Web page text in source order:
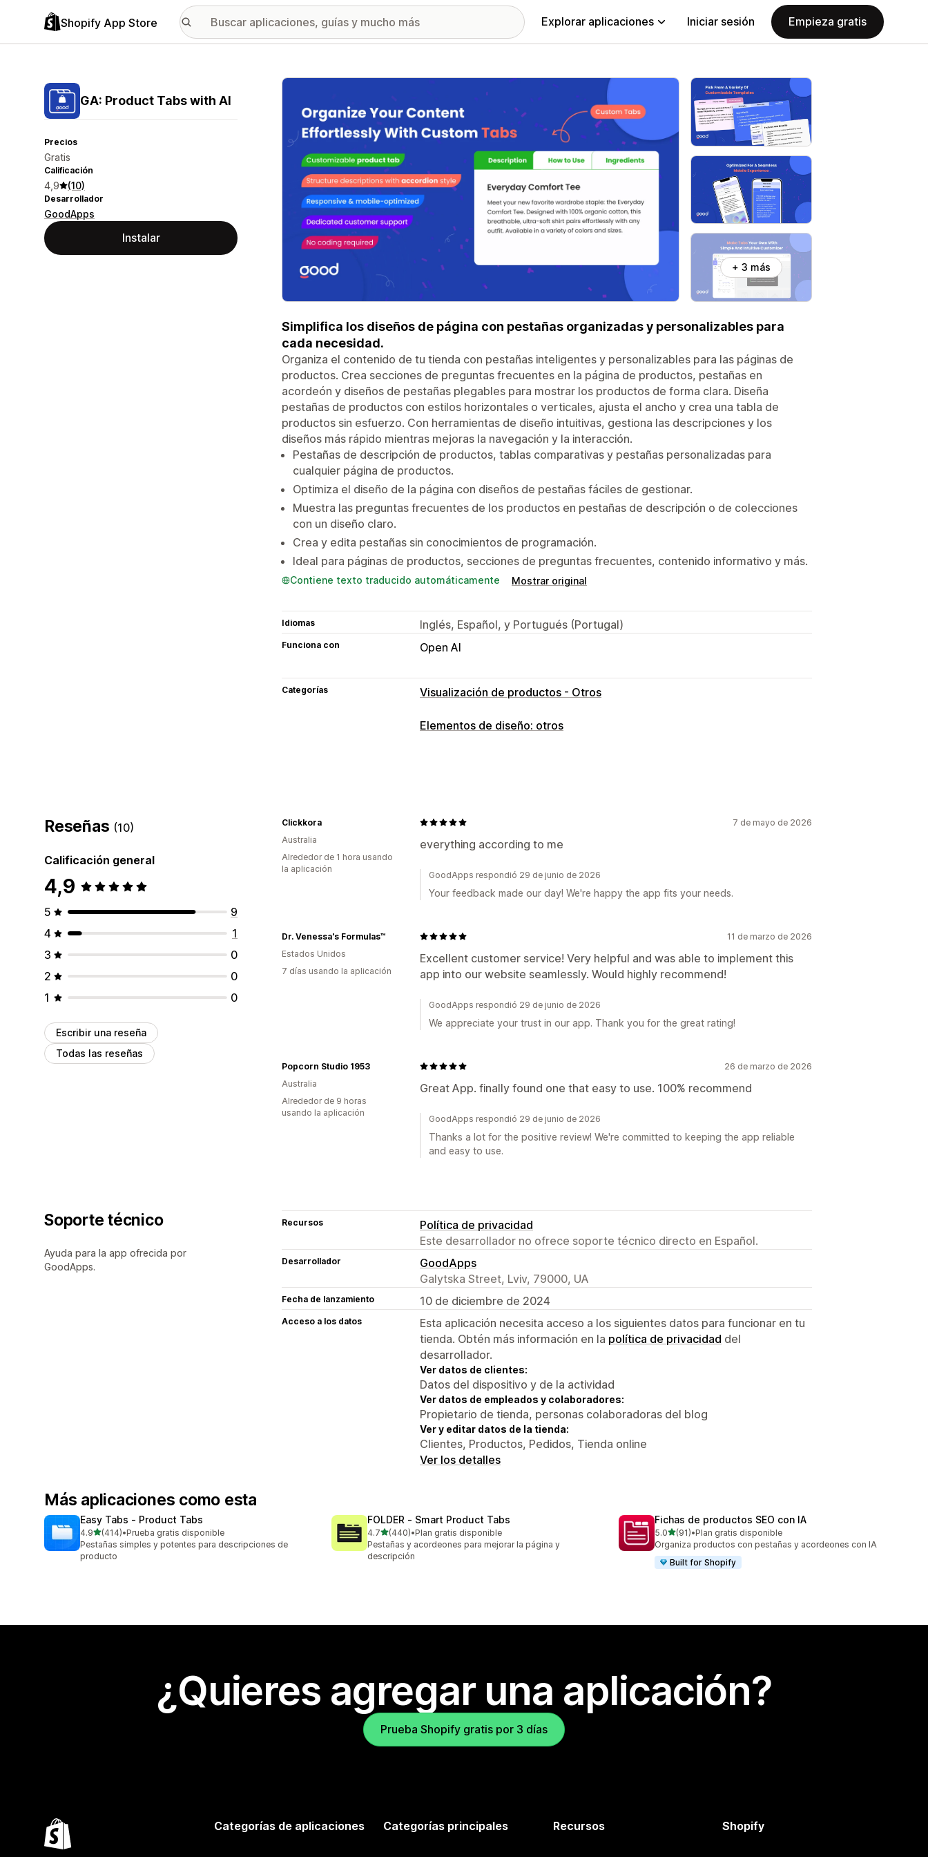
Shopify App Store Explorar aplicaciones Iniciar sesión Empieza gratis
GA: Product Tabs with AI
Precios
Gratis
Calificación
4,9 (10)
Desarrollador
GoodApps
Instalar
Galería de imágenes destacadas
+ 3 más
Simplifica los diseños de página con pestañas organizadas y personalizables para
cada necesidad.
Organiza el contenido de tu tienda con pestañas inteligentes y personalizables para las páginas de
productos. Crea secciones de preguntas frecuentes en la página de productos, pestañas en
acordeón y diseños de pestañas plegables para mostrar los productos de forma clara. Diseña
pestañas de productos con estilos horizontales o verticales, ajusta el ancho y crea una tabla de
productos sin esfuerzo. Con herramientas de diseño intuitivas, gestiona las descripciones y los
diseños más rápido mientras mejoras la navegación y la interacción.
Pestañas de descripción de productos, tablas comparativas y pestañas personalizadas para
cualquier página de productos.
Optimiza el diseño de la página con diseños de pestañas fáciles de gestionar.
Muestra las preguntas frecuentes de los productos en pestañas de descripción o de colecciones
con un diseño claro.
Crea y edita pestañas sin conocimientos de programación.
Ideal para páginas de productos, secciones de preguntas frecuentes, contenido informativo y más.
Contiene texto traducido automáticamente Mostrar original
Idiomas Inglés, Español, y Portugués (Portugal)
Funciona con Open AI
Categorías Visualización de productos - Otros
Elementos de diseño: otros
Reseñas (10)
Calificación general
4,9
5
9
4
1
3
0
2
0
1
0
Escribir una reseña
Todas las reseñas
7 de mayo de 2026
everything according to me
Clickkora
Australia
Alrededor de 1 hora usando
la aplicación
GoodApps respondió 29 de junio de 2026
Your feedback made our day! We're happy the app fits your needs.
11 de marzo de 2026
Excellent customer service! Very helpful and was able to implement this
app into our website seamlessly. Would highly recommend!
Dr. Venessa's Formulas™
Estados Unidos
7 días usando la aplicación
GoodApps respondió 29 de junio de 2026
We appreciate your trust in our app. Thank you for the great rating!
26 de marzo de 2026
Great App. finally found one that easy to use. 100% recommend
Popcorn Studio 1953
Australia
Alrededor de 9 horas
usando la aplicación
GoodApps respondió 29 de junio de 2026
Thanks a lot for the positive review! We're committed to keeping the app reliable
and easy to use.
Soporte técnico
Ayuda para la app ofrecida por
GoodApps.
Recursos
Política de privacidad
Este desarrollador no ofrece soporte técnico directo en Español.
Desarrollador
GoodApps
Galytska Street, Lviv, 79000, UA
Fecha de lanzamiento 10 de diciembre de 2024
Acceso a los datos
Esta aplicación necesita acceso a los siguientes datos para funcionar en tu
tienda. Obtén más información en la política de privacidad del
desarrollador.
Ver datos de clientes:
Datos del dispositivo y de la actividad
Ver datos de empleados y colaboradores:
Propietario de tienda, personas colaboradoras del blog
Ver y editar datos de la tienda:
Clientes, Productos, Pedidos, Tienda online
Ver los detalles
Más aplicaciones como esta
Easy Tabs ‑ Product Tabs
4.9de 5 estrellas
(414)
414 reseñas en total
•Prueba gratis disponible
Pestañas simples y potentes para descripciones de
producto
FOLDER ‑ Smart Product Tabs
4.7de 5 estrellas
(440)
440 reseñas en total
•Plan gratis disponible
Pestañas y acordeones para mejorar la página y
descripción
Fichas de productos SEO con IA
5.0de 5 estrellas
(91)
91 reseñas en total
•Plan gratis disponible
Organiza productos con pestañas y acordeones con IA
Built for Shopify
¿Quieres agregar una aplicación?
Prueba Shopify gratis por 3 días
Categorías de aplicaciones Categorías principales Recursos Shopify